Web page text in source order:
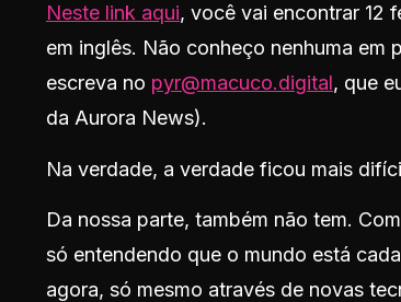
Neste link aqui, você vai encontrar 12
em inglês. Não conheço nenhuma em
escreva no pyr@macuco.digital, que
da Aurora News).
Na verdade, a verdade ficou mais
Da nossa parte, também não tem.
só entendendo que o mundo está
agora, só mesmo através de novas